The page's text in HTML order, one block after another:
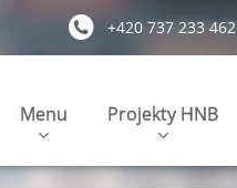
+420 737 233 462
Menu Projekty HNB